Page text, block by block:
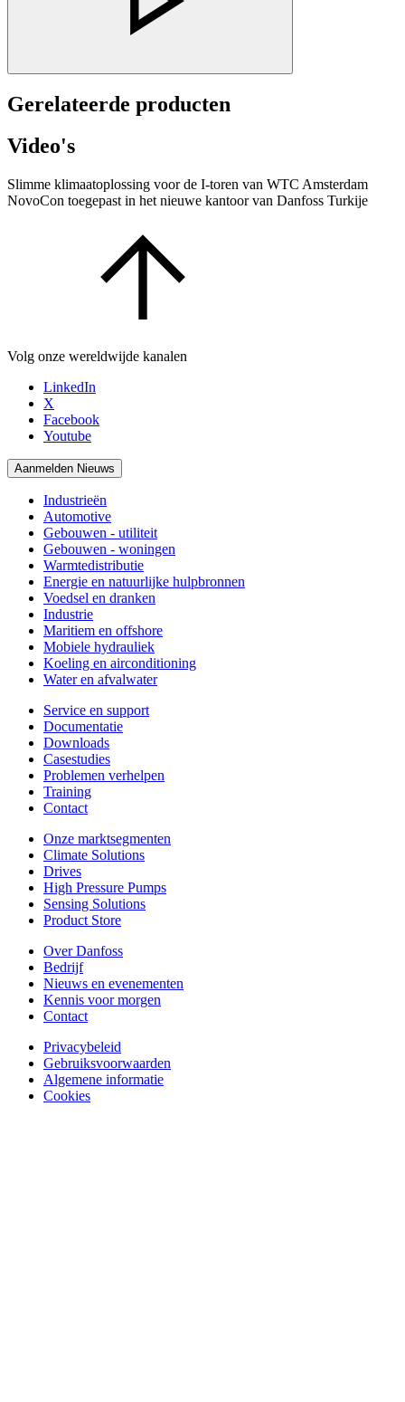
Gerelateerde producten
Video's
Slimme klimaatoplossing voor de I-toren van WTC Amsterdam
NovoCon toegepast in het nieuwe kantoor van Danfoss Turkije
Volg onze wereldwijde kanalen
LinkedIn
X
Facebook
Youtube
Aanmelden Nieuws
Industrieën
Automotive
Gebouwen - utiliteit
Gebouwen - woningen
Warmtedistributie
Energie en natuurlijke hulpbronnen
Voedsel en dranken
Industrie
Maritiem en offshore
Mobiele hydrauliek
Koeling en airconditioning
Water en afvalwater
Service en support
Documentatie
Downloads
Casestudies
Problemen verhelpen
Training
Contact
Onze marktsegmenten
Climate Solutions
Drives
High Pressure Pumps
Sensing Solutions
Product Store
Over Danfoss
Bedrijf
Nieuws en evenementen
Kennis voor morgen
Contact
Privacybeleid
Gebruiksvoorwaarden
Algemene informatie
Cookies